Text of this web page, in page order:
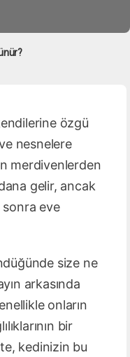
özgü
nesnelere
merdivenlerden
gelir, ancak
sonra eve
size ne
arkasında
onların
bir
kedinizin bu